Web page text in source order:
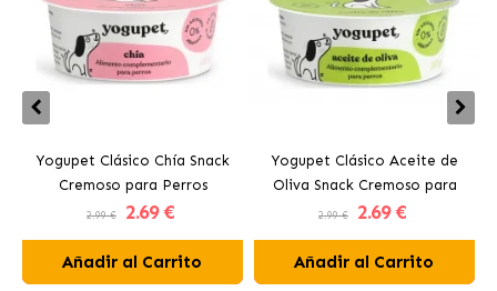
Yogupet Clásico Chía Snack
Cremoso para Perros
2.99 € 2.69 €
Añadir al Carrito
Yogupet Clásico Aceite de
Oliva Snack Cremoso para
Perros
2.99 € 2.69 €
Añadir al Carrito